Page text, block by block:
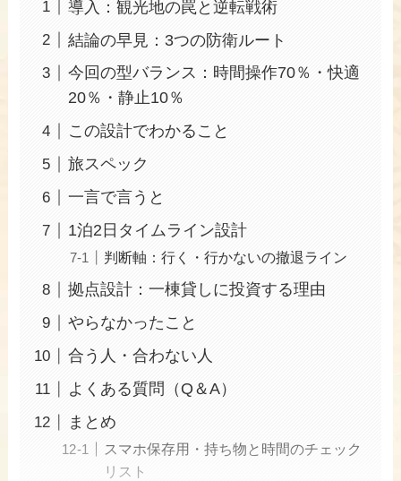
導入：観光地の罠と逆転戦術
結論の早見：3つの防衛ルート
今回の型バランス：時間操作70％・快適
20％・静止10％
この設計でわかること
旅スペック
一言で言うと
1泊2日タイムライン設計
判断軸：行く・行かないの撤退ライン
拠点設計：一棟貸しに投資する理由
やらなかったこと
合う人・合わない人
よくある質問（Q＆A）
まとめ
スマホ保存用・持ち物と時間のチェック
リスト